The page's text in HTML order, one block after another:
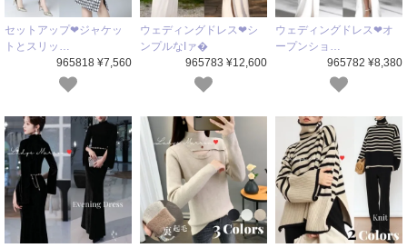
セットアップ❤ジャケッ
トとスリッ…
965818 ¥7,560
ウェディングドレス❤シ
ンプルなIァ�
965783 ¥12,600
ウェディングドレス❤オ
ープンショ…
965782 ¥8,380